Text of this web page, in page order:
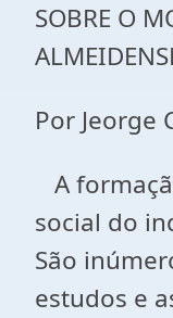
SOBRE O
Por Jeorge
A
social do
São
estudos e